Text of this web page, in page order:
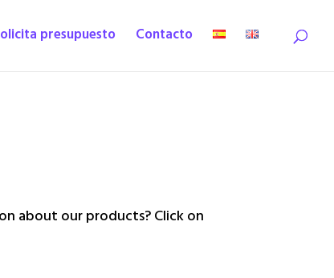
presupuesto Contacto
about our products? Click on